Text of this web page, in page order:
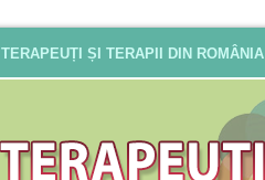
TERAPEUȚI ȘI TERAPII DIN ROMÂNIA